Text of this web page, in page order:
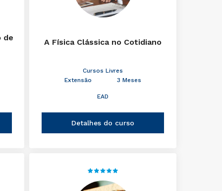
de
A Física Clássica no Cotidiano
Cursos Livres
Extensão
3 Meses
EAD
Detalhes do curso